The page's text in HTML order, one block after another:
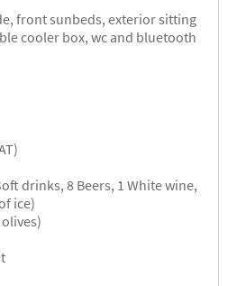
front sunbeds, exterior sitting
cooler box, wc and bluetooth
drinks, 8 Beers, 1 White wine,
ice)